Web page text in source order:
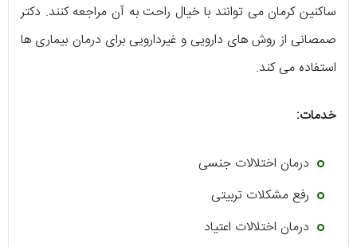
ساکنین کرمان می توانند با خیال راحت به آن مراجعه کنند. دکتر
صمصانی از روش های دارویی و غیردارویی برای درمان بیماری ها
استفاده می کند.
خدمات:
درمان اختلالات جنسی
رفع مشکلات تربیتی
درمان اختلالات اعتیاد